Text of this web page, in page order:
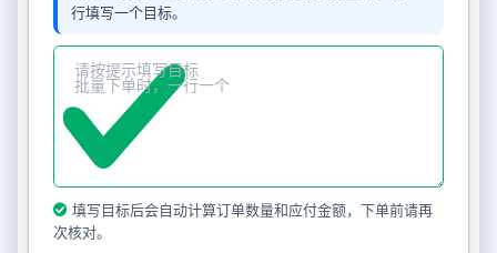
行填写一个目标。
填写目标后会自动计算订单数量和应付金额，下单前请再
次核对。